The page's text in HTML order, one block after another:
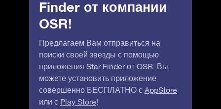
Finder от компании
OSR!
Предлагаем Вам отправиться на
поиски своей звезды с помощью
приложения Star Finder от OSR. Вы
можете установить приложение
совершенно БЕСПЛАТНО с AppStore
или с Play Store!